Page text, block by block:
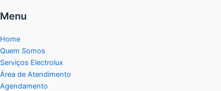
Menu
Home
Quem Somos
Serviços Electrolux
Área de Atendimento
Agendamento